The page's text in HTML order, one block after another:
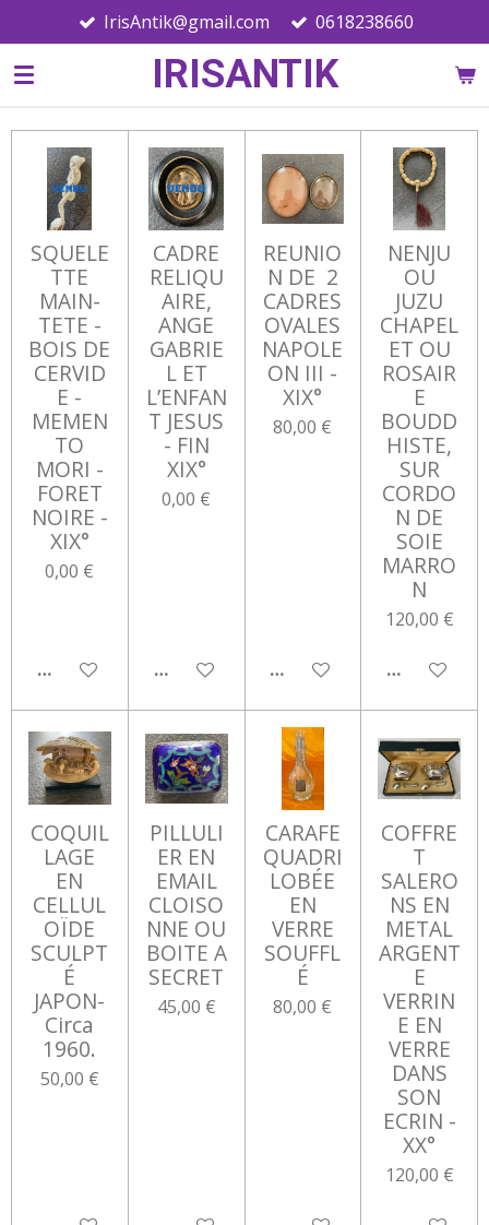
au
contenu
IRISANTIK
IrisAntik@gmail.com 0618238660
SQUELE
TTE
MAIN-
TETE -
BOIS DE
CERVID
E -
MEMEN
TO
MORI -
FORET
NOIRE -
XIX°
0,00 €
AJOUTER AU PANIER
CADRE
RELIQU
AIRE,
ANGE
GABRIE
L ET
L’ENFAN
T JESUS
- FIN
XIX°
0,00 €
AJOUTER AU PANIER
REUNIO
N DE 2
CADRES
OVALES
NAPOLE
ON III -
XIX°
80,00 €
AJOUTER AU PANIER
NENJU
OU
JUZU
CHAPEL
ET OU
ROSAIR
E
BOUDD
HISTE,
SUR
CORDO
N DE
SOIE
MARRO
N
120,00 €
AJOUTER
COQUIL
LAGE
EN
CELLUL
OÏDE
SCULPT
É
JAPON-
Circa
1960.
50,00 €
PILLULI
ER EN
EMAIL
CLOISO
NNE OU
BOITE A
SECRET
45,00 €
CARAFE
QUADRI
LOBÉE
EN
VERRE
SOUFFL
É
80,00 €
COFFRE
T
SALERO
NS EN
METAL
ARGENT
E
VERRIN
E EN
VERRE
DANS
SON
ECRIN -
XX°
120,00 €